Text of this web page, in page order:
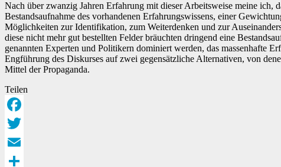
Nach über zwanzig Jahren Erfahrung mit dieser Arbeitsweise meine ich,
Bestandsaufnahme des vorhandenen Erfahrungswissens, einer
Möglichkeiten zur Identifikation, zum Weiterdenken und zur
diese nicht mehr gut bestellten Felder bräuchten dringend eine
genannten Experten und Politikern dominiert werden, das massenhafte
Engführung des Diskurses auf zwei gegensätzliche Alternativen, von
Mittel der Propaganda.
Teilen
Facebook
Twitter
Email